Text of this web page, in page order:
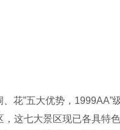
花”五大优势，1999AA”
这七大景区现已各具特